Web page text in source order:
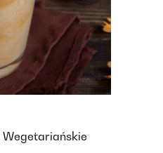
Wegetariańskie